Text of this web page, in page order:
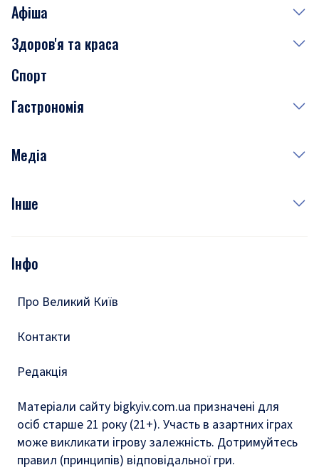
Афіша
Сьогодні
Завтра
Субота
Здоров'я та краса
Медицина
Краса
Спорт
Гастрономія
Рецепти
Медіа
Фото
Подкасти
Інше
Тести
Інфо
Про Великий Київ
Контакти
Редакція
Матеріали сайту bigkyiv.com.ua призначені для
осіб старше 21 року (21+). Участь в азартних іграх
може викликати ігрову залежність. Дотримуйтесь
правил (принципів) відповідальної гри.